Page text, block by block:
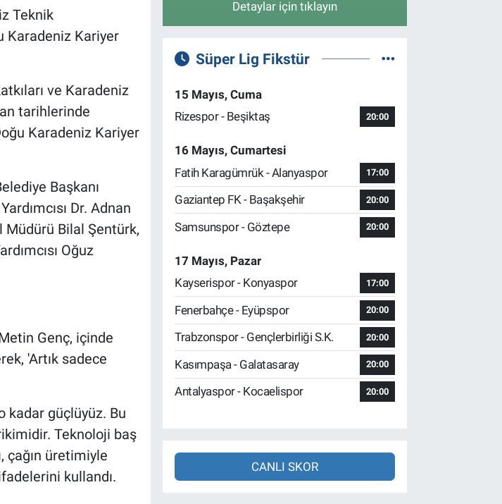
Teknik
Karadeniz Kariyer
ve Karadeniz
tarihlerinde
Karadeniz Kariyer
Başkanı
Dr. Adnan
Müdürü Bilal Şentürk,
Oğuz
Genç, içinde
'Artık sadece
kadar güçlüyüz. Bu
Teknoloji baş
çağın üretimiyle
kullandı.
Detaylar için tıklayın
Süper Lig Fikstür
15 Mayıs, Cuma
Rizespor - Beşiktaş
20:00
16 Mayıs, Cumartesi
Fatih Karagümrük - Alanyaspor
17:00
Gaziantep FK - Başakşehir 20:00
Samsunspor - Göztepe 20:00
17 Mayıs, Pazar
Kayserispor - Konyaspor
17:00
Fenerbahçe - Eyüpspor 20:00
Trabzonspor - Gençlerbirliği S.K. 20:00
Kasımpaşa - Galatasaray 20:00
Antalyaspor - Kocaelispor 20:00
CANLI SKOR